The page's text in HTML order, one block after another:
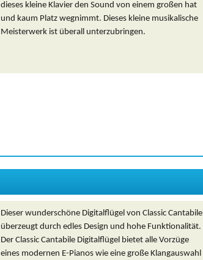
dieses kleine Klavier den Sound von einem großen hat
und kaum Platz wegnimmt. Dieses kleine musikalische
Meisterwerk ist überall unterzubringen.
Dieser wunderschöne Digitalflügel von Classic Cantabile
überzeugt durch edles Design und hohe Funktionalität.
Der Classic Cantabile Digitalflügel bietet alle Vorzüge
eines modernen E-Pianos wie eine große Klangauswahl